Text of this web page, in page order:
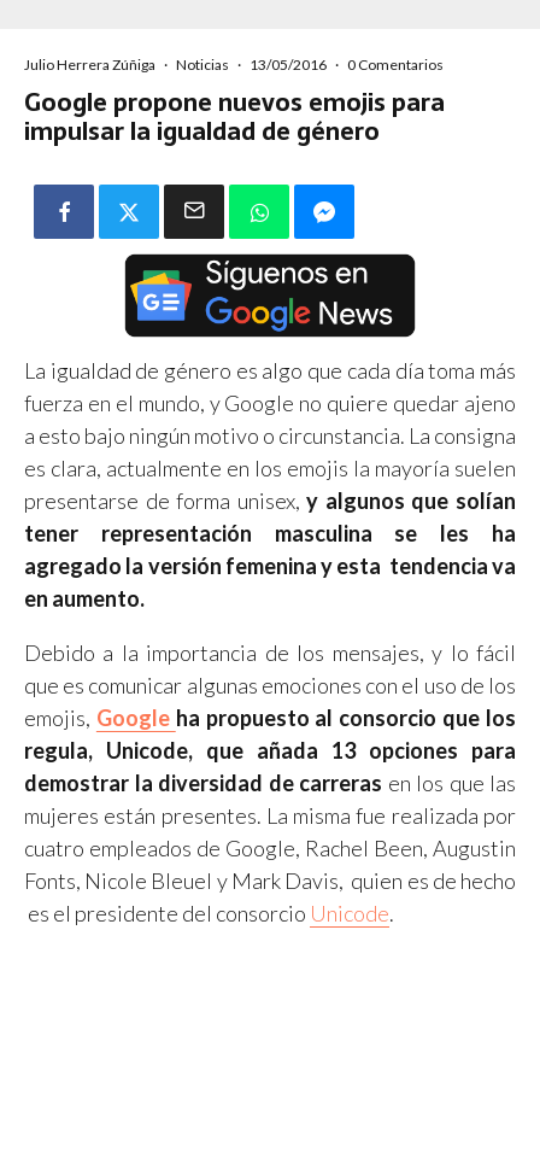
Julio Herrera Zúñiga · Noticias · 13/05/2016 · 0 Comentarios
Google propone nuevos emojis para
impulsar la igualdad de género
La igualdad de género es algo que cada día toma más
fuerza en el mundo, y Google no quiere quedar ajeno
a esto bajo ningún motivo o circunstancia. La consigna
es clara, actualmente en los emojis la mayoría suelen
presentarse de forma unisex,y algunos que solían
tener representación masculina se les ha
agregado la versión femenina y esta tendencia va
en aumento.
Debido a la importancia de los mensajes, y lo fácil
que es comunicar algunas emociones con el uso de los
emojis, Google ha propuesto al consorcio que los
regula, Unicode, que añada 13 opciones para
demostrar la diversidad de carreras en los que las
mujeres están presentes. La misma fue realizada por
cuatro empleados de Google, Rachel Been, Augustin
Fonts, Nicole Bleuel y Mark Davis, quien es de hecho
es el presidente del consorcio Unicode.